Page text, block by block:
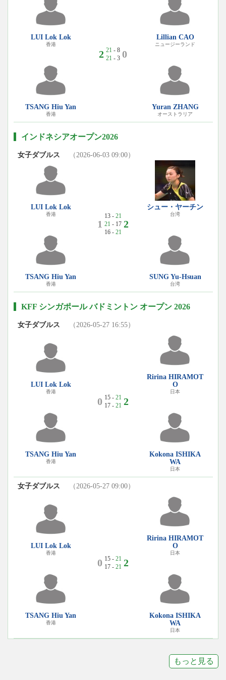
LUI Lok Lok
香港
TSANG Hiu Yan
香港
2 21 - 8
21 - 3 0
Lillian CAO
ニュージーランド
Yuran ZHANG
オーストラリア
インドネシアオープン2026
女子ダブルス （2026-06-03 09:00）
LUI Lok Lok
香港
TSANG Hiu Yan
香港
1
13 - 21
21 - 17
16 - 21
2
シュー・ヤーチン
台湾
SUNG Yu-Hsuan
台湾
KFF シンガポール バドミントン オープン 2026
女子ダブルス （2026-05-27 16:55）
LUI Lok Lok
香港
TSANG Hiu Yan
香港
0 15 - 21
17 - 21 2
Ririna HIRAMOT
O
日本
Kokona ISHIKA
WA
日本
女子ダブルス （2026-05-27 09:00）
LUI Lok Lok
香港
TSANG Hiu Yan
香港
0 15 - 21
17 - 21 2
Ririna HIRAMOT
O
日本
Kokona ISHIKA
WA
日本
もっと見る